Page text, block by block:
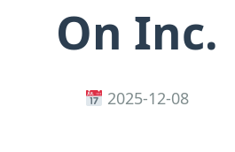
On Inc.
2025-12-08